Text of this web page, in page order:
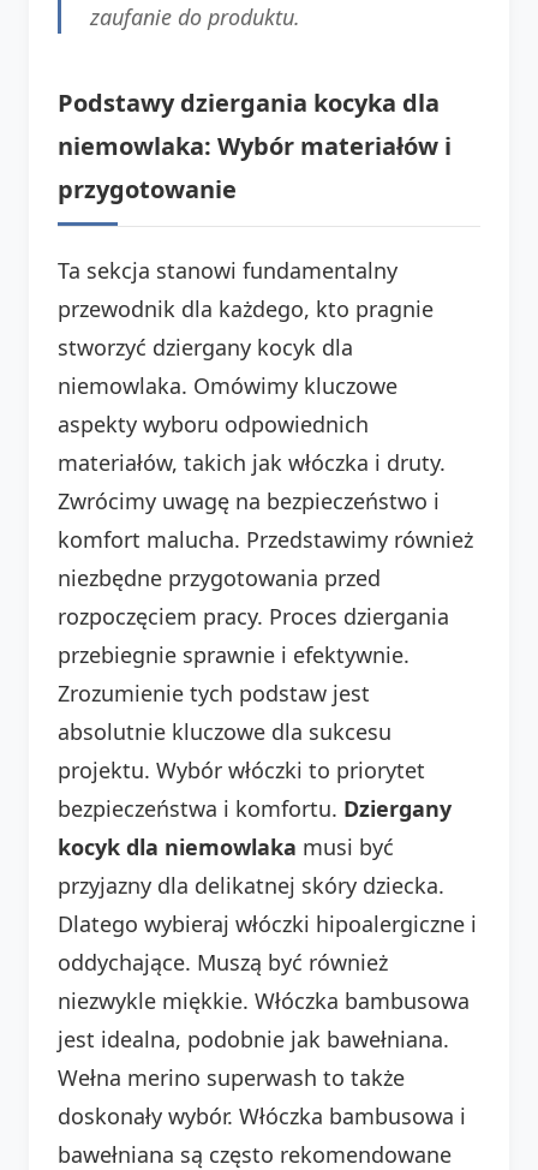
zaufanie do produktu.
Podstawy dziergania kocyka dla
niemowlaka: Wybór materiałów i
przygotowanie
Ta sekcja stanowi fundamentalny
przewodnik dla każdego, kto pragnie
stworzyć dziergany kocyk dla
niemowlaka. Omówimy kluczowe
aspekty wyboru odpowiednich
materiałów, takich jak włóczka i druty.
Zwrócimy uwagę na bezpieczeństwo i
komfort malucha. Przedstawimy również
niezbędne przygotowania przed
rozpoczęciem pracy. Proces dziergania
przebiegnie sprawnie i efektywnie.
Zrozumienie tych podstaw jest
absolutnie kluczowe dla sukcesu
projektu. Wybór włóczki to priorytet
bezpieczeństwa i komfortu. Dziergany
kocyk dla niemowlaka musi być
przyjazny dla delikatnej skóry dziecka.
Dlatego wybieraj włóczki hipoalergiczne i
oddychające. Muszą być również
niezwykle miękkie. Włóczka bambusowa
jest idealna, podobnie jak bawełniana.
Wełna merino superwash to także
doskonały wybór. Włóczka bambusowa i
bawełniana są często rekomendowane